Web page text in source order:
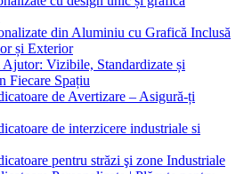
din Aluminiu cu Grafică Inclusă
și Exterior
Ajutor: Vizibile, Standardizate și
Fiecare Spațiu
de Avertizare – Asigură-ți
de interzicere industriale si
pentru străzi şi zone Industriale